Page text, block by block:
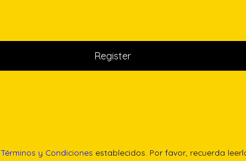
Términos y Condiciones establecidos. Por favor, recuerda